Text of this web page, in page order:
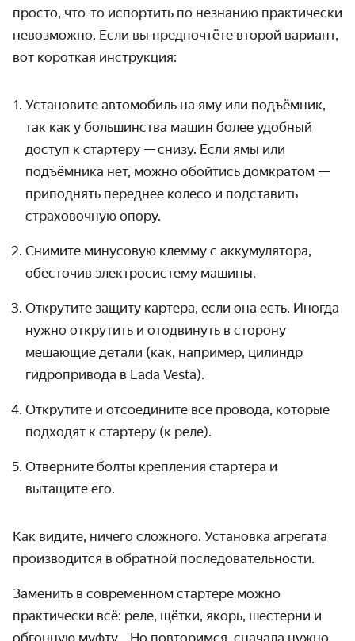
просто, что-то испортить по незнанию практически
невозможно. Если вы предпочтёте второй вариант,
вот короткая инструкция:
Установите автомобиль на яму или подъёмник,
так как у большинства машин более удобный
доступ к стартеру — снизу. Если ямы или
подъёмника нет, можно обойтись домкратом —
приподнять переднее колесо и подставить
страховочную опору.
Снимите минусовую клемму с аккумулятора,
обесточив электросистему машины.
Открутите защиту картера, если она есть. Иногда
нужно открутить и отодвинуть в сторону
мешающие детали (как, например, цилиндр
гидропривода в Lada Vesta).
Открутите и отсоедините все провода, которые
подходят к стартеру (к реле).
Отверните болты крепления стартера и
вытащите его.
Как видите, ничего сложного. Установка агрегата
производится в обратной последовательности.
Заменить в современном стартере можно
практически всё: реле, щётки, якорь, шестерни и